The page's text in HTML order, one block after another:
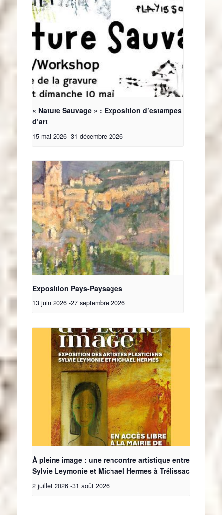
« Nature Sauvage » : Exposition d’estampes
d’art
15 mai 2026 -31 décembre 2026
Exposition Pays-Paysages
13 juin 2026 -27 septembre 2026
À pleine image : une rencontre artistique entre
Sylvie Leymonie et Michael Hermes à Trélissac
2 juillet 2026 -31 août 2026